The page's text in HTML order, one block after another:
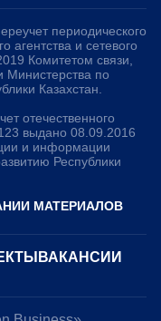
периодического
агентства и сетевого
Комитетом связи,
по
Казахстан.
отечественного
выдано 08.09.2016
и информации
Республики
МАТЕРИАЛОВ
ВАКАНСИИ